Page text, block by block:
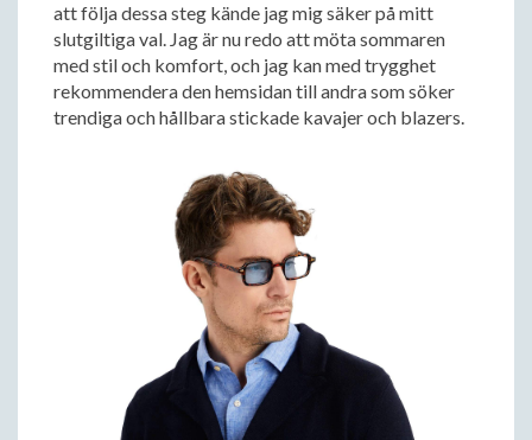
att följa dessa steg kände jag mig säker på mitt
slutgiltiga val. Jag är nu redo att möta sommaren
med stil och komfort, och jag kan med trygghet
rekommendera den hemsidan till andra som söker
trendiga och hållbara stickade kavajer och blazers.